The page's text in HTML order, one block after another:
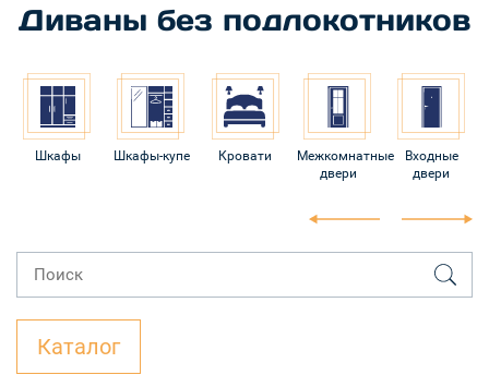
Диваны без подлокотников
Шкафы Шкафы-купе Кровати
Межкомнатные
двери
Входные
двери
Каталог